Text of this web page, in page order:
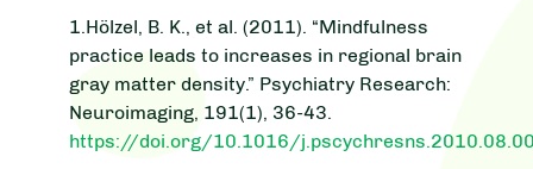
1.Hölzel, B. K., et al. (2011). “Mindfulness
practice leads to increases in regional brain
gray matter density.” Psychiatry Research:
Neuroimaging, 191(1), 36-43.
https://doi.org/10.1016/